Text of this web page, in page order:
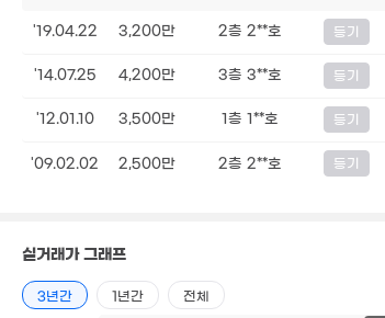
'19.04.22 3,200만 2층 2**호 등기
'14.07.25 4,200만 3층 3**호 등기
'12.01.10 3,500만 1층 1**호 등기
'09.02.02 2,500만 2층 2**호 등기
실거래가 그래프
3년간 1년간 전체